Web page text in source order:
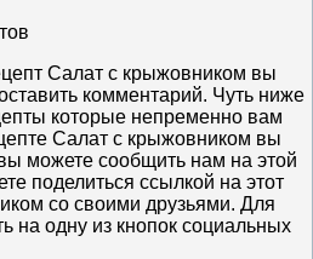
Салат с крыжовником вы
комментарий. Чуть ниже
которые непременно вам
Салат с крыжовником вы
можете сообщить нам на этой
поделиться ссылкой на этот
со своими друзьями. Для
на одну из кнопок социальных